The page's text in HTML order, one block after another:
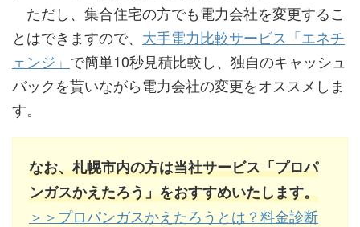
ただし、集合住宅の方でも電力会社を変更するこ
とはできますので、 大手電力比較サービス「エネチ
ェンジ」 で簡単10秒見積比較し、独自のキャッシュ
バックを貰いながら電力会社の変更をオススメしま
す。
なお、札幌市内の方は当社サービス「プロパ
ンガスかえたろう」をおすすめいたします。
＞＞プロパンガスかえたろうとは？料金診断